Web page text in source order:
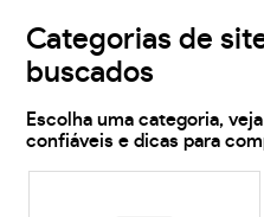
Categorias de
buscados
Escolha uma categoria,
confiáveis e dicas para